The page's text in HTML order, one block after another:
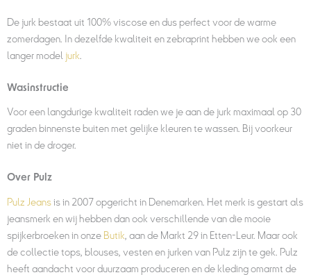
De jurk bestaat uit 100% viscose en dus perfect voor de warme
zomerdagen. In dezelfde kwaliteit en zebraprint hebben we ook een
langer model jurk
Wasinstructie
Voor een langdurige kwaliteit raden we je aan de jurk maximaal op 30
graden binnenste buiten met gelijke kleuren te wassen. Bij voorkeur
niet in de droger.
Over Pulz
Pulz Jeansis in 2007 opgericht in Denemarken. Het merk is gestart als
jeansmerk en wij hebben dan ook verschillende van die mooie
spijkerbroeken in onze Butik , aan de Markt 29 in Etten-Leur. Maar ook
de collectie tops, blouses, vesten en jurken van Pulz zijn te gek. Pulz
heeft aandacht voor duurzaam produceren en de kleding omarmt de